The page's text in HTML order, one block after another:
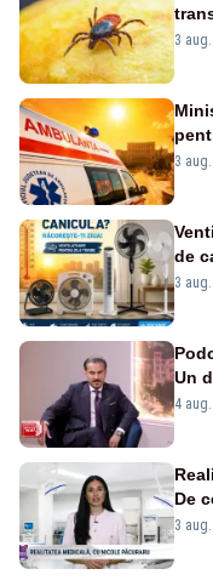
3
3
de
3
Un
4
De
3